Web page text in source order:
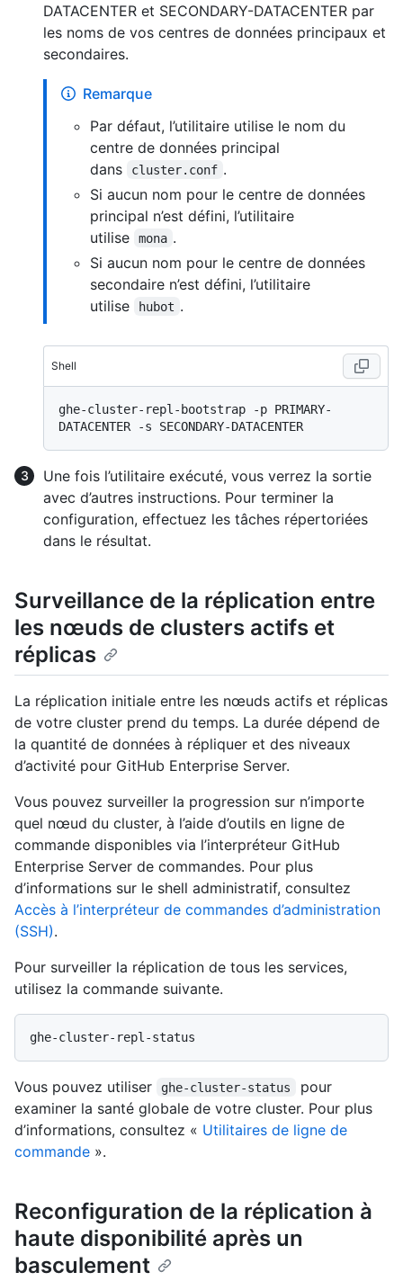
DATACENTER et SECONDARY-DATACENTER par
les noms de vos centres de données principaux et
secondaires.
Remarque
Par défaut, l’utilitaire utilise le nom du
centre de données principal
dans
cluster.conf .
Si aucun nom pour le centre de données
principal n’est défini, l’utilitaire
utilise
mona .
Si aucun nom pour le centre de données
secondaire n’est défini, l’utilitaire
utilise
hubot .
Shell
ghe-cluster-repl-bootstrap -p PRIMARY-
Une fois l’utilitaire exécuté, vous verrez la sortie
avec d’autres instructions. Pour terminer la
configuration, effectuez les tâches répertoriées
dans le résultat.
Surveillance de la réplication entre
les nœuds de clusters actifs et
réplicas
La réplication initiale entre les nœuds actifs et réplicas
de votre cluster prend du temps. La durée dépend de
la quantité de données à répliquer et des niveaux
d’activité pour GitHub Enterprise Server.
Vous pouvez surveiller la progression sur n’importe
quel nœud du cluster, à l’aide d’outils en ligne de
commande disponibles via l’interpréteur GitHub
Enterprise Server de commandes. Pour plus
d’informations sur le shell administratif, consultez
Accès à l’interpréteur de commandes d’administration
(SSH).
Pour surveiller la réplication de tous les services,
utilisez la commande suivante.
Vous pouvez utiliser ghe-cluster-status
pour
examiner la santé globale de votre cluster. Pour plus
d’informations, consultez « Utilitaires de ligne de
commande ».
Reconfiguration de la réplication à
haute disponibilité après un
basculement